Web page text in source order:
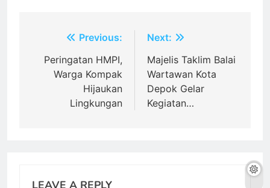
navigation
Previous:
Peringatan HMPI,
Warga Kompak
Hijaukan
Lingkungan
Next:
Majelis Taklim Balai
Wartawan Kota
Depok Gelar
Kegiatan…
LEAVE A REPLY